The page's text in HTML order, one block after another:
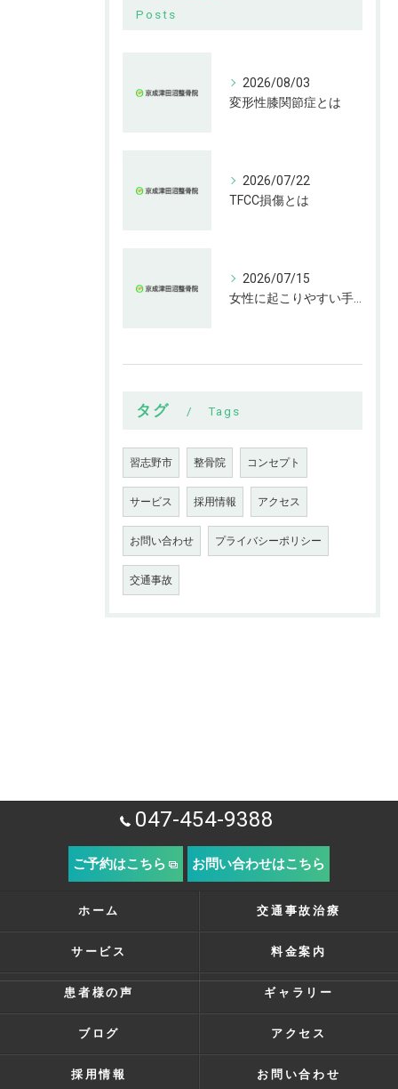
Posts
2026/08/03
変形性膝関節症とは
2026/07/22
TFCC損傷とは
2026/07/15
タグ Tags
習志野市 整骨院 コンセプト
サービス 採用情報 アクセス
お問い合わせ プライバシーポリシー
交通事故
047-454-9388
ご予約はこちら お問い合わせはこちら
ホーム 交通事故治療
サービス 料金案内
患者様の声 ギャラリー
ブログ アクセス
採用情報 お問い合わせ